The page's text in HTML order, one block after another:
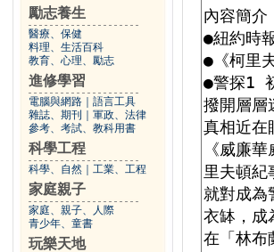
勵志養生
醫療、保健
料理、生活百科
教育、心理、勵志
進修學習
電腦與網路
語言工具
雜誌、期刊
軍政、法律
參考、考試、教科用書
科學工程
科學、自然 工業、工程
家庭親子
家庭、親子、人際
青少年、童書
玩樂天地